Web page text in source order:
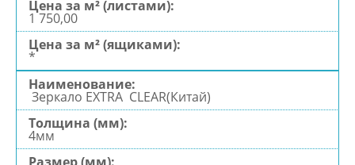
1 750,00
*
Зеркало EXTRA CLEAR(Китай)
4мм